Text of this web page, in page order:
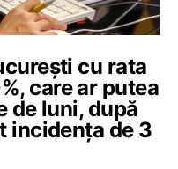
cu rata
care ar putea
de luni, după
incidența de 3